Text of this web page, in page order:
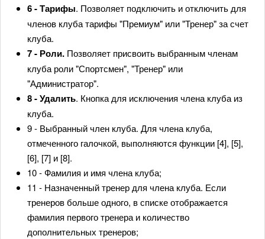
6 - Тарифы. Позволяет подключить и отключить для
членов клуба тарифы "Премиум" или "Тренер" за счет
клуба.
7 - Роли. Позволяет присвоить выбранным членам
клуба роли "Спортсмен", "Тренер" или
"Администратор".
8 - Удалить. Кнопка для исключения члена клуба из
клуба.
9 - Выбранный член клуба. Для члена клуба,
отмеченного галочкой, выполняются функции [4], [5],
[6], [7] и [8].
10 - Фамилия и имя члена клуба;
11 - Назначенный тренер для члена клуба. Если
тренеров больше одного, в списке отображается
фамилия первого тренера и количество
дополнительных тренеров;